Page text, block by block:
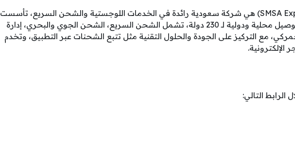
سمسا إكسبريس (SMSA Express) هي شركة سعودية رائدة في الخدمات اللوجستية والشحن السريع، تأسست
عام 1994، وتقدم حلول توصيل محلية ودولية لـ 230 دولة، تشمل الشحن السريع، الشحن الجوي والبحري، إدارة
مع التركيز على الجودة والحلول التقنية مثل تتبع الشحنات عبر التطبيق، وتخدم
الإلكترونية.
الرابط التالي: